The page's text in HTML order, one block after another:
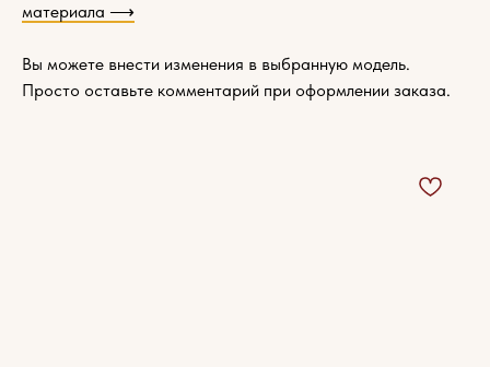
материала ⟶
Вы можете внести изменения в выбранную модель.
Просто оставьте комментарий при оформлении заказа.